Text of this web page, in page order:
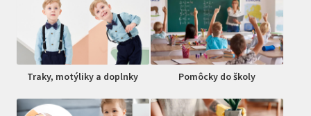
Traky, motýliky a doplnky Pomôcky do školy